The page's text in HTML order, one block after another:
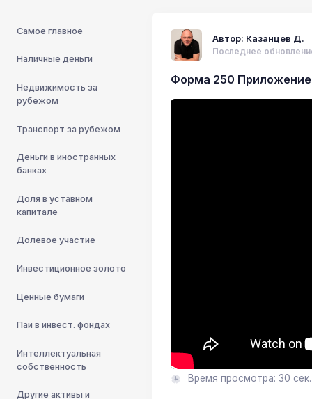
Самое главное
Наличные деньги
Недвижимость за
рубежом
Транспорт за рубежом
Деньги в иностранных
банках
Доля в уставном
капитале
Долевое участие
Инвестиционное золото
Ценные бумаги
Паи в инвест. фондах
Интеллектуальная
собственность
Другие активы и
Автор: Казанцев Д.
Последнее
Форма 250
Время просмотра: 30 сек.